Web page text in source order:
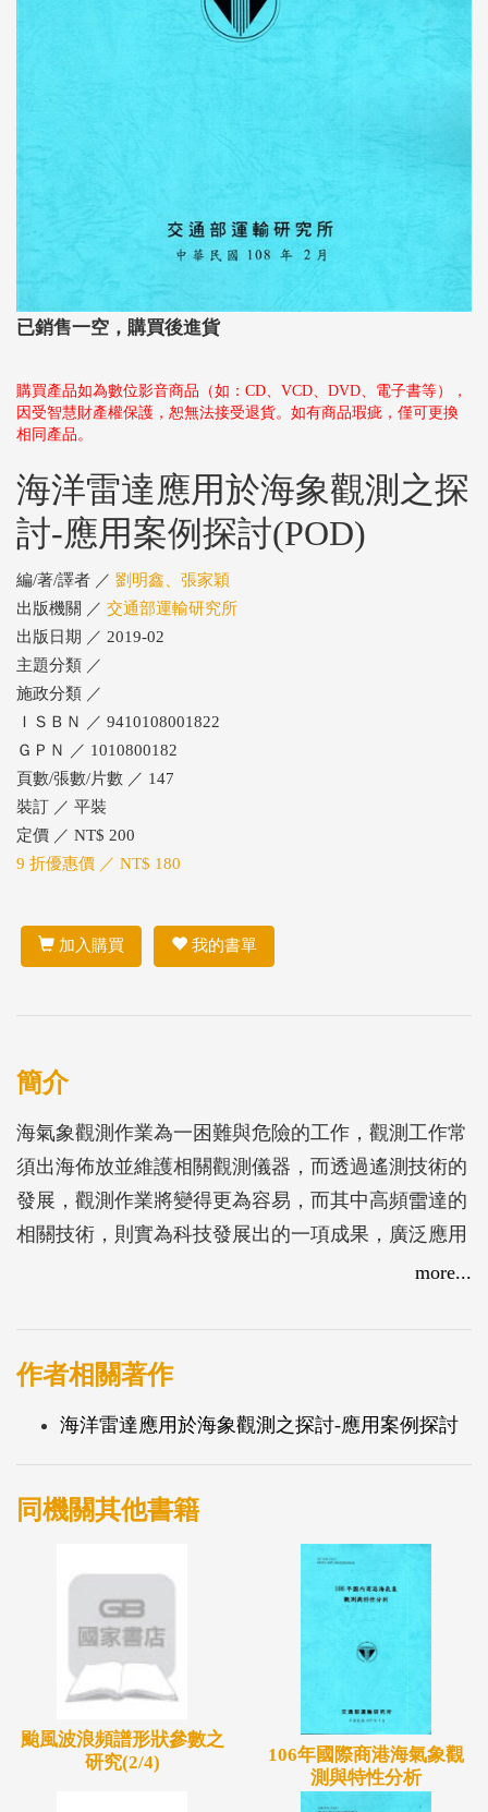
已銷售一空，購買後進貨
購買產品如為數位影音商品（如：CD、VCD、DVD、電子書等），
因受智慧財產權保護，恕無法接受退貨。如有商品瑕疵，僅可更換
相同產品。
海洋雷達應用於海象觀測之探
討-應用案例探討(POD)
編/著/譯者 ／ 劉明鑫、張家穎
出版機關 ／ 交通部運輸研究所
出版日期 ／ 2019-02
主題分類 ／
施政分類 ／
ＩＳＢＮ ／ 9410108001822
ＧＰＮ ／ 1010800182
頁數/張數/片數 ／ 147
裝訂 ／ 平裝
定價 ／ NT$ 200
9 折優惠價 ／ NT$ 180
加入購買 我的書單
簡介
海氣象觀測作業為一困難與危險的工作，觀測工作常
須出海佈放並維護相關觀測儀器，而透過遙測技術的
發展，觀測作業將變得更為容易，而其中高頻雷達的
相關技術，則實為科技發展出的一項成果，廣泛應用
於各領域中，海洋雷達具有可觀測廣大範圍、維護方
定的歷史，目前主流採用CODAR SeaSonde系統以及
線性陣列海洋雷達WERA系統，而國內已有文獻探討
於WERA系統則少有相關案例，本所自2010年開始規
劃引進線性陣列海洋雷達WERA系統，於臺北港建置
雷達觀測站觀測波浪及海流等資料，並運用WERA系
析工作，透過高頻雷達獲取更多有關臺北港海域之資
more...
作者相關著作
海洋雷達應用於海象觀測之探討-應用案例探討
同機關其他書籍
颱風波浪頻譜形狀參數之
研究(2/4)
106年國際商港海氣象觀
測與特性分析